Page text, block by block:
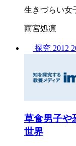
生きづらい女
雨宮処凛
探究 2012
草食男子や
世界